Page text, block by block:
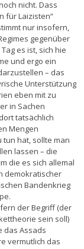
nicht. Dass
für Laizisten“
nur insofern,
gegenüber
es ist, sich hie
und ergo ein
– das
Unterstützung
eben mit zu
in Sachen
tatsächlich
Mengen
tun hat, sollte man
lassen – die
die es sich allemal
demokratischer
Bandenkrieg
der Begriff (der
sein soll)
das Assads
vermutlich das